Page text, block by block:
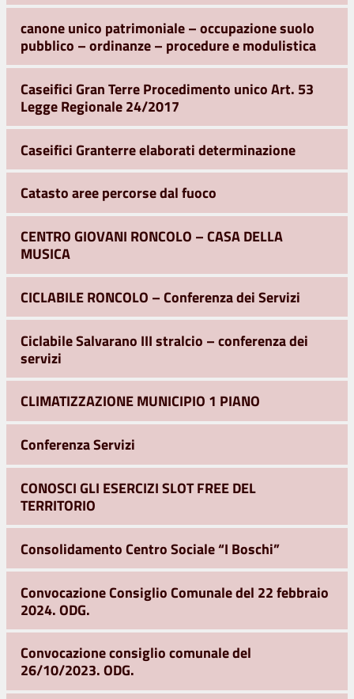
canone unico patrimoniale – occupazione suolo
pubblico – ordinanze – procedure e modulistica
Caseifici Gran Terre Procedimento unico Art. 53
Legge Regionale 24/2017
Caseifici Granterre elaborati determinazione
Catasto aree percorse dal fuoco
CENTRO GIOVANI RONCOLO – CASA DELLA
MUSICA
CICLABILE RONCOLO – Conferenza dei Servizi
Ciclabile Salvarano III stralcio – conferenza dei
servizi
CLIMATIZZAZIONE MUNICIPIO 1 PIANO
Conferenza Servizi
CONOSCI GLI ESERCIZI SLOT FREE DEL
TERRITORIO
Consolidamento Centro Sociale “I Boschi”
Convocazione Consiglio Comunale del 22 febbraio
2024. ODG.
Convocazione consiglio comunale del
26/10/2023. ODG.